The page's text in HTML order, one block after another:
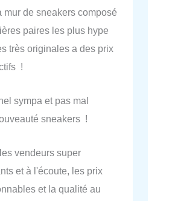
mur de sneakers composé
paires les plus hype
très originales a des prix
!
sympa et pas mal
sneakers !
vendeurs super
et à l'écoute, les prix
et la qualité au